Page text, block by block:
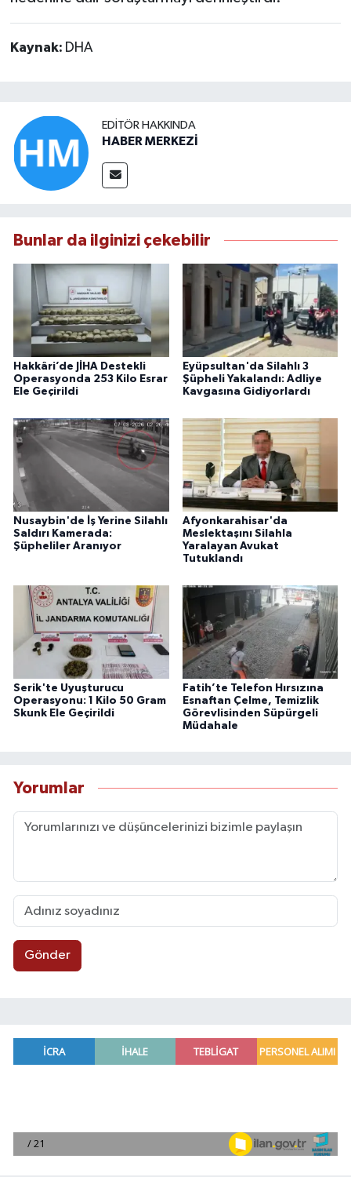
Kaynak: DHA
EDITÖR HAKKINDA
HABER MERKEZİ
Bunlar da ilginizi çekebilir
Hakkâri’de JİHA Destekli
Operasyonda 253 Kilo Esrar
Ele Geçirildi
Eyüpsultan'da Silahlı 3
Şüpheli Yakalandı: Adliye
Kavgasına Gidiyorlardı
Nusaybin'de İş Yerine Silahlı
Saldırı Kamerada:
Şüpheliler Aranıyor
Afyonkarahisar'da
Meslektaşını Silahla
Yaralayan Avukat
Tutuklandı
Serik'te Uyuşturucu
Operasyonu: 1 Kilo 50 Gram
Skunk Ele Geçirildi
Fatih’te Telefon Hırsızına
Esnaftan Çelme, Temizlik
Görevlisinden Süpürgeli
Müdahale
Yorumlar
Gönder